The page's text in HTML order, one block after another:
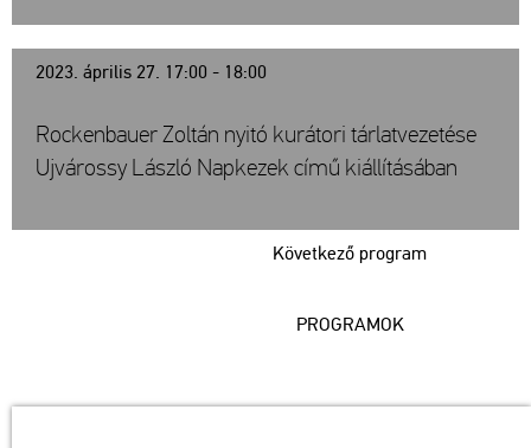
2023. április 27. 17:00 - 18:00
Következő program
Rockenbauer Zoltán nyitó kurátori tárlatvezetése
Ujvárossy László Napkezek című kiállításában
PROGRAMOK